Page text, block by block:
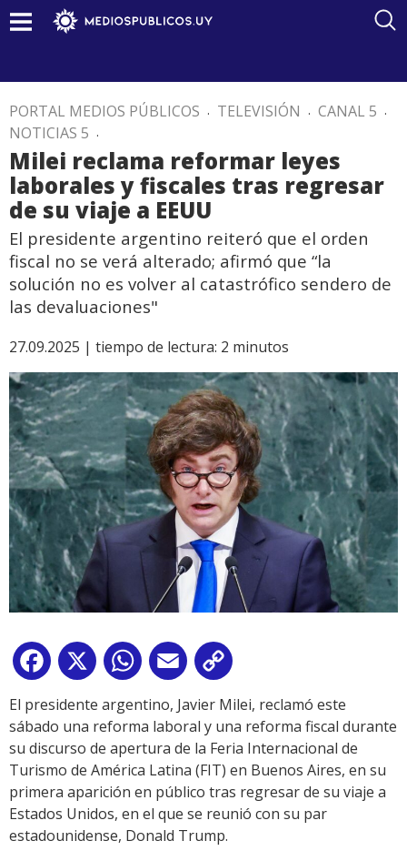
PORTAL MEDIOS PÚBLICOS . TELEVISIÓN . CANAL 5 .
NOTICIAS 5 .
Milei reclama reformar leyes
laborales y fiscales tras regresar
de su viaje a EEUU
El presidente argentino reiteró que el orden
fiscal no se verá alterado; afirmó que “la
solución no es volver al catastrófico sendero de
las devaluaciones"
27.09.2025 | tiempo de lectura: 2 minutos
Facebook
X WhatsApp
Email
Link
El presidente argentino, Javier Milei, reclamó este
sábado una reforma laboral y una reforma fiscal durante
su discurso de apertura de la Feria Internacional de
Turismo de América Latina (FIT) en Buenos Aires, en su
primera aparición en público tras regresar de su viaje a
Estados Unidos, en el que se reunió con su par
estadounidense, Donald Trump.